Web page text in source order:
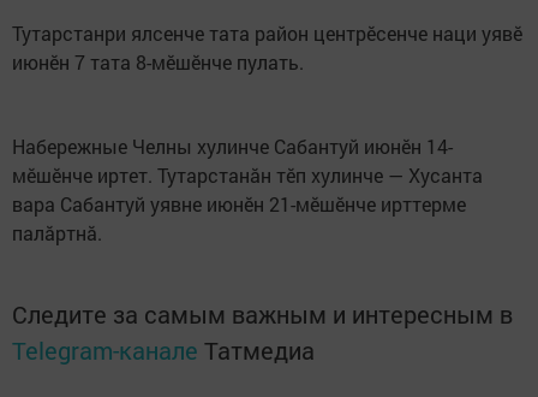
Тутарстанри ялсенче тата район центрӗсенче наци уявӗ
июнӗн 7 тата 8-мӗшӗнче пулать.
Набережные Челны хулинче Сабантуй июнӗн 14-
мӗшӗнче иртет. Тутарстанăн тӗп хулинче — Хусанта
вара Сабантуй уявне июнӗн 21-мӗшӗнче ирттерме
палӑртнӑ.
Следите за самым важным и интересным в
Telegram-канале Татмедиа